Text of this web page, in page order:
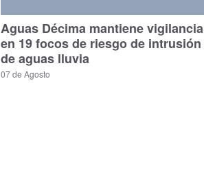
Aguas Décima mantiene vigilancia
en 19 focos de riesgo de intrusión
de aguas lluvia
07 de Agosto